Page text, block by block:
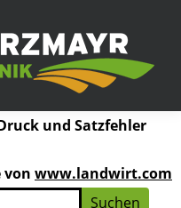
und Satzfehler
von www.landwirt.com